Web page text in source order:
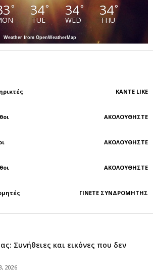
° 34°
TUE
34°
WED
34°
THU
Weather from OpenWeatherMap
ΚΆΝΤΕ LIKE
ΑΚΟΛΟΥΘΉΣΤΕ
ΑΚΟΛΟΥΘΉΣΤΕ
ΑΚΟΛΟΥΘΉΣΤΕ
ΓΊΝΕΤΕ ΣΥΝΔΡΟΜΗΤΉΣ
Συνήθειες και εικόνες που δεν
2026